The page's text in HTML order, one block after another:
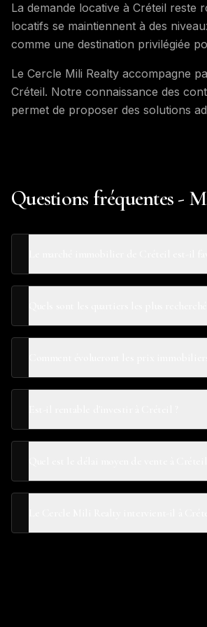
La demande locative à Créteil reste
locatifs se maintiennent à des
comme une destination privilégiée
Le Cercle Mili Realty accompagne
Créteil. Notre connaissance des
permet de proposer des solutions
Questions fréquentes -